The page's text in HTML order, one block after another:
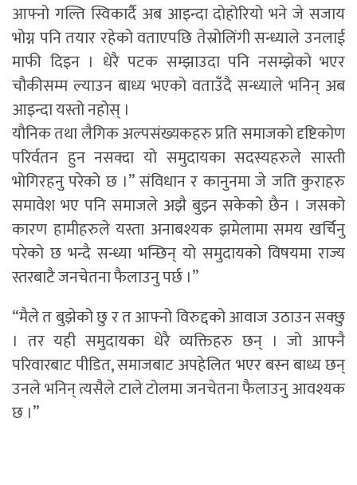
आफ्नो गल्ति स्विकार्दै अब आइन्दा दोहोरियो भने जे सजाय
भोग्न पनि तयार रहेको वताएपछि तेस्रोलिंगी सन्ध्याले उनलाई
माफी दिइन । धेरै पटक सम्झाउदा पनि नसम्झेको भएर
चौकीसम्म ल्याउन बाध्य भएको वताउँदै सन्ध्याले भनिन् अब
आइन्दा यस्तो नहोस् ।
यौनिक तथा लैगिक अल्पसंख्यकहरु प्रति समाजको दृष्टिकोण
परिर्वतन हुन नसक्दा यो समुदायका सदस्यहरुले सास्ती
भोगिरहनु परेको छ ।” संविधान र कानुनमा जे जति कुराहरु
समावेश भए पनि समाजले अझै बुझ्न सकेको छैन । जसको
कारण हामीहरुले यस्ता अनाबश्यक झमेलामा समय खर्चिनु
परेको छ भन्दै सन्ध्या भन्छिन् यो समुदायको विषयमा राज्य
स्तरबाटै जनचेतना फैलाउनु पर्छ ।”
“मैले त बुझेको छु र त आफ्नो विरुद्दको आवाज उठाउन सक्छु
। तर यही समुदायका धेरै व्यक्तिहरु छन् । जो आफ्नै
परिवारबाट पीडित, समाजबाट अपहेलित भएर बस्न बाध्य छन्
उनले भनिन् त्यसैले टाले टोलमा जनचेतना फैलाउनु आवश्यक
छ ।”